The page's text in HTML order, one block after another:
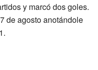
y marcó dos goles.
de agosto anotándole